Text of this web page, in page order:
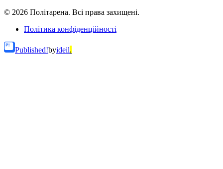
© 2026 Політарена. Всі права захищені.
Політика конфіденційності
Published!byideil.